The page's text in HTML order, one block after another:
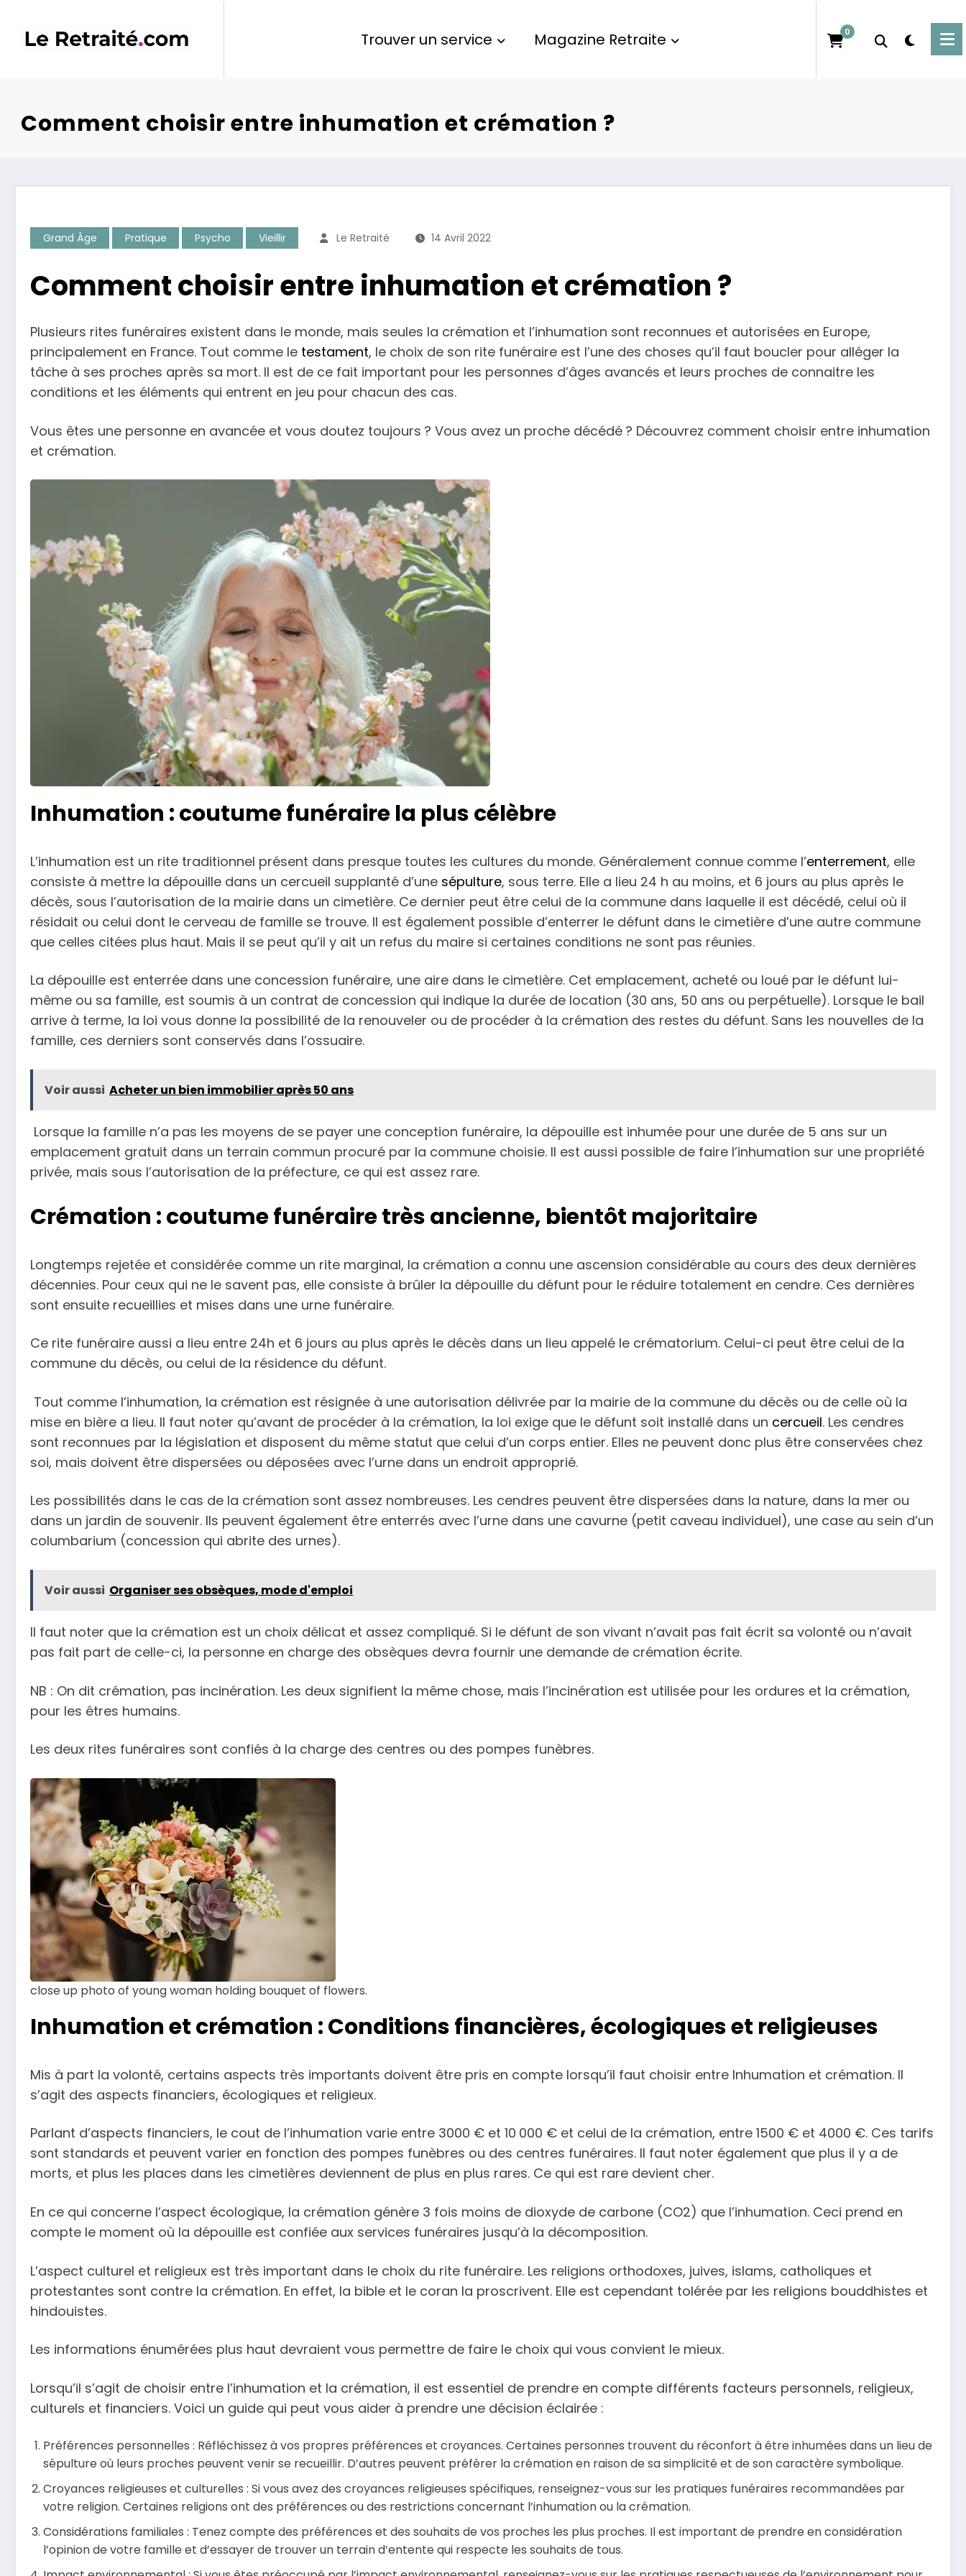
contenu
Trouver un service Magazine Retraite 0
Comment choisir entre inhumation et crémation ?
Grand Âge Pratique Psycho Vieillir Le Retraité 14 Avril 2022
Comment choisir entre inhumation et crémation ?
Plusieurs rites funéraires existent dans le monde, mais seules la crémation et l’inhumation sont reconnues et autorisées en Europe,
principalement en France. Tout comme le testament, le choix de son rite funéraire est l’une des choses qu’il faut boucler pour alléger la
tâche à ses proches après sa mort. Il est de ce fait important pour les personnes d’âges avancés et leurs proches de connaitre les
conditions et les éléments qui entrent en jeu pour chacun des cas.
Vous êtes une personne en avancée et vous doutez toujours ? Vous avez un proche décédé ? Découvrez comment choisir entre inhumation
et crémation.
Inhumation : coutume funéraire la plus célèbre
L’inhumation est un rite traditionnel présent dans presque toutes les cultures du monde. Généralement connue comme l’enterrement, elle
consiste à mettre la dépouille dans un cercueil supplanté d’une sépulture, sous terre. Elle a lieu 24 h au moins, et 6 jours au plus après le
décès, sous l’autorisation de la mairie dans un cimetière. Ce dernier peut être celui de la commune dans laquelle il est décédé, celui où il
résidait ou celui dont le cerveau de famille se trouve. Il est également possible d’enterrer le défunt dans le cimetière d’une autre commune
que celles citées plus haut. Mais il se peut qu’il y ait un refus du maire si certaines conditions ne sont pas réunies.
La dépouille est enterrée dans une concession funéraire, une aire dans le cimetière. Cet emplacement, acheté ou loué par le défunt lui-
même ou sa famille, est soumis à un contrat de concession qui indique la durée de location (30 ans, 50 ans ou perpétuelle). Lorsque le bail
arrive à terme, la loi vous donne la possibilité de la renouveler ou de procéder à la crémation des restes du défunt. Sans les nouvelles de la
famille, ces derniers sont conservés dans l’ossuaire.
Voir aussi Acheter un bien immobilier après 50 ans
Lorsque la famille n’a pas les moyens de se payer une conception funéraire, la dépouille est inhumée pour une durée de 5 ans sur un
emplacement gratuit dans un terrain commun procuré par la commune choisie. Il est aussi possible de faire l’inhumation sur une propriété
privée, mais sous l’autorisation de la préfecture, ce qui est assez rare.
Crémation : coutume funéraire très ancienne, bientôt majoritaire
Longtemps rejetée et considérée comme un rite marginal, la crémation a connu une ascension considérable au cours des deux dernières
décennies. Pour ceux qui ne le savent pas, elle consiste à brûler la dépouille du défunt pour le réduire totalement en cendre. Ces dernières
sont ensuite recueillies et mises dans une urne funéraire.
Ce rite funéraire aussi a lieu entre 24h et 6 jours au plus après le décès dans un lieu appelé le crématorium. Celui-ci peut être celui de la
commune du décès, ou celui de la résidence du défunt.
Tout comme l’inhumation, la crémation est résignée à une autorisation délivrée par la mairie de la commune du décès ou de celle où la
mise en bière a lieu. Il faut noter qu’avant de procéder à la crémation, la loi exige que le défunt soit installé dans un cercueil. Les cendres
sont reconnues par la législation et disposent du même statut que celui d’un corps entier. Elles ne peuvent donc plus être conservées chez
soi, mais doivent être dispersées ou déposées avec l’urne dans un endroit approprié.
Les possibilités dans le cas de la crémation sont assez nombreuses. Les cendres peuvent être dispersées dans la nature, dans la mer ou
dans un jardin de souvenir. Ils peuvent également être enterrés avec l’urne dans une cavurne (petit caveau individuel), une case au sein d’un
columbarium (concession qui abrite des urnes).
Voir aussi Organiser ses obsèques, mode d'emploi
Il faut noter que la crémation est un choix délicat et assez compliqué. Si le défunt de son vivant n’avait pas fait écrit sa volonté ou n’avait
pas fait part de celle-ci, la personne en charge des obsèques devra fournir une demande de crémation écrite.
NB : On dit crémation, pas incinération. Les deux signifient la même chose, mais l’incinération est utilisée pour les ordures et la crémation,
pour les êtres humains.
Les deux rites funéraires sont confiés à la charge des centres ou des pompes funèbres.
close up photo of young woman holding bouquet of flowers.
Inhumation et crémation : Conditions financières, écologiques et religieuses
Mis à part la volonté, certains aspects très importants doivent être pris en compte lorsqu’il faut choisir entre Inhumation et crémation. Il
s’agit des aspects financiers, écologiques et religieux.
Parlant d’aspects financiers, le cout de l’inhumation varie entre 3000 € et 10 000 € et celui de la crémation, entre 1500 € et 4000 €. Ces tarifs
sont standards et peuvent varier en fonction des pompes funèbres ou des centres funéraires. Il faut noter également que plus il y a de
morts, et plus les places dans les cimetières deviennent de plus en plus rares. Ce qui est rare devient cher.
En ce qui concerne l’aspect écologique, la crémation génère 3 fois moins de dioxyde de carbone (CO2) que l’inhumation. Ceci prend en
compte le moment où la dépouille est confiée aux services funéraires jusqu’à la décomposition.
L’aspect culturel et religieux est très important dans le choix du rite funéraire. Les religions orthodoxes, juives, islams, catholiques et
protestantes sont contre la crémation. En effet, la bible et le coran la proscrivent. Elle est cependant tolérée par les religions bouddhistes et
hindouistes.
Les informations énumérées plus haut devraient vous permettre de faire le choix qui vous convient le mieux.
Lorsqu’il s’agit de choisir entre l’inhumation et la crémation, il est essentiel de prendre en compte différents facteurs personnels, religieux,
culturels et financiers. Voici un guide qui peut vous aider à prendre une décision éclairée :
Préférences personnelles : Réfléchissez à vos propres préférences et croyances. Certaines personnes trouvent du réconfort à être inhumées dans un lieu de
sépulture où leurs proches peuvent venir se recueillir. D’autres peuvent préférer la crémation en raison de sa simplicité et de son caractère symbolique.
Croyances religieuses et culturelles : Si vous avez des croyances religieuses spécifiques, renseignez-vous sur les pratiques funéraires recommandées par
votre religion. Certaines religions ont des préférences ou des restrictions concernant l’inhumation ou la crémation.
Considérations familiales : Tenez compte des préférences et des souhaits de vos proches les plus proches. Il est important de prendre en considération
l’opinion de votre famille et d’essayer de trouver un terrain d’entente qui respecte les souhaits de tous.